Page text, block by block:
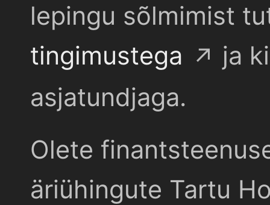
lepingu sõlmimist
tingimustega
ja
asjatundjaga.
Olete
äriühingute Tartu